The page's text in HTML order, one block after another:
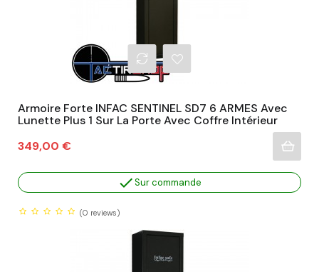
Armoire Forte INFAC SENTINEL SD7 6 ARMES Avec
Lunette Plus 1 Sur La Porte Avec Coffre Intérieur
Prix
349,00 €
Sur commande
(0 reviews)